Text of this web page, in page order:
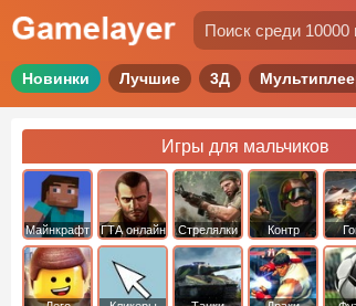
Новинки Лучшие 3Д
Игры для мальчиков
Майнкрафт ГТА онлайн Стрелялки
Контр
Страйк